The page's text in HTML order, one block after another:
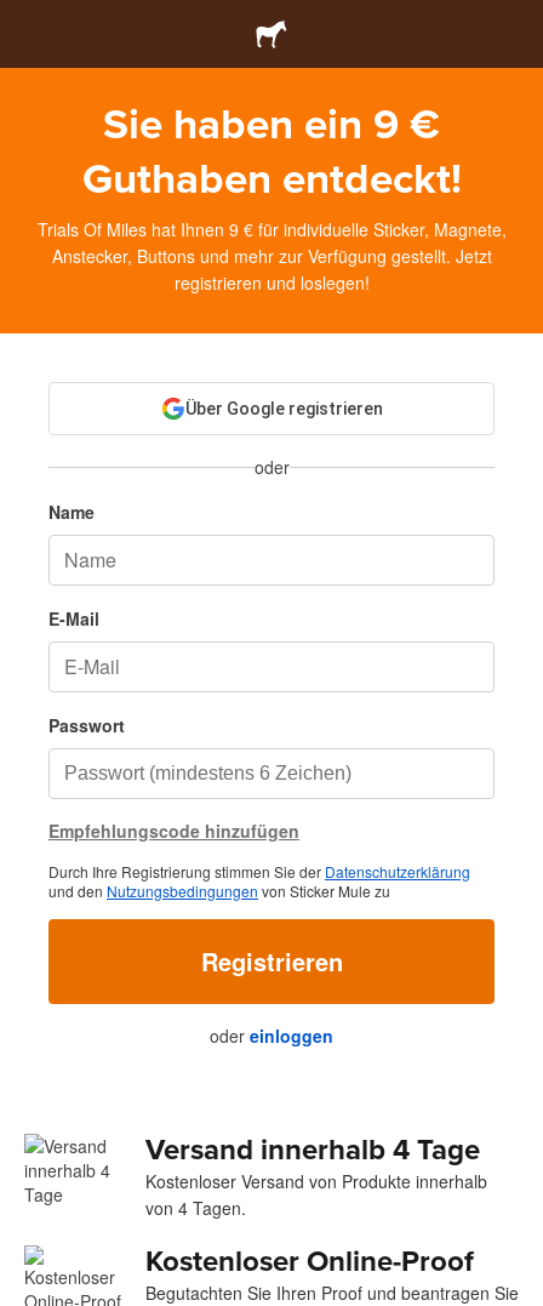
Sie haben ein 9 €
Guthaben entdeckt!
Trials Of Miles hat Ihnen 9 € für individuelle Sticker, Magnete,
Anstecker, Buttons und mehr zur Verfügung gestellt. Jetzt
registrieren und loslegen!
Über Google registrieren
oder
Name
E-Mail
Passwort
Empfehlungscode hinzufügen
Durch Ihre Registrierung stimmen Sie der Datenschutzerklärung
und den Nutzungsbedingungen von Sticker Mule zu
Registrieren
oder einloggen
Versand innerhalb 4 Tage
Kostenloser Versand von Produkte innerhalb
von 4 Tagen.
Kostenloser Online-Proof
Begutachten Sie Ihren Proof und beantragen Sie